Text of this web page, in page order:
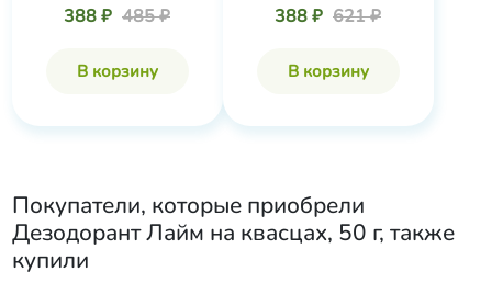
388 ₽ 485 ₽
В корзину
388 ₽ 621 ₽
В корзину
Покупатели, которые приобрели
Дезодорант Лайм на квасцах, 50 г, также
купили